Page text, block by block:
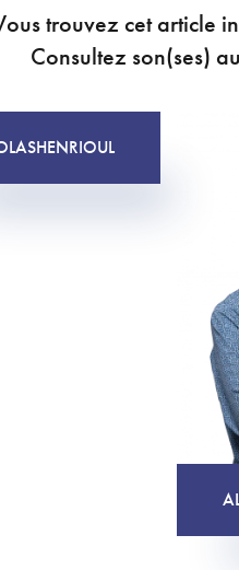
trouvez cet article
Consultez son(ses)
HENRIOUL